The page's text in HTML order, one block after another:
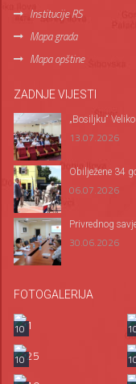
Institucije RS
Mapa grada
Mapa opštine
ZADNJE VIJESTI
„Bosiljku“
13.07.2026
Оbilježene 34
06.07.2026
Privrednog
30.06.2026
FOTOGALERIJA
10
10